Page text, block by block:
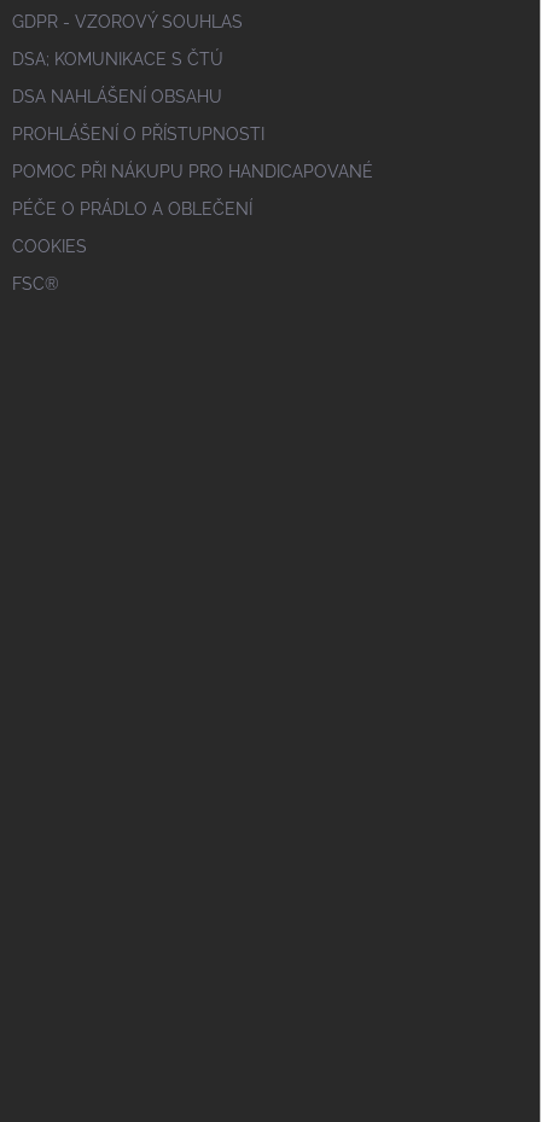
GDPR - VZOROVÝ SOUHLAS
DSA; KOMUNIKACE S ČTÚ
DSA NAHLÁŠENÍ OBSAHU
PROHLÁŠENÍ O PŘÍSTUPNOSTI
POMOC PŘI NÁKUPU PRO HANDICAPOVANÉ
PÉČE O PRÁDLO A OBLEČENÍ
COOKIES
FSC®